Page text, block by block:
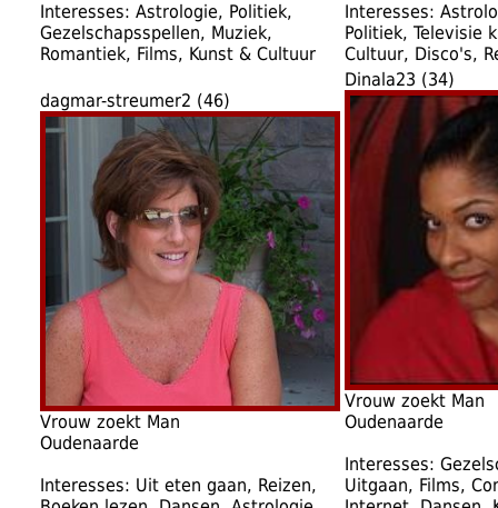
Interesses: Astrologie, Politiek,
Gezelschapsspellen, Muziek,
Romantiek, Films, Kunst & Cultuur
Interesses:
Politiek, Televisie
Cultuur, Disco's,
dagmar-streumer2 (46)
Vrouw zoekt Man
Oudenaarde
Interesses: Uit eten gaan, Reizen,
Dinala23 (34)
Vrouw zoekt Man
Oudenaarde
Interesses:
Uitgaan, Films,